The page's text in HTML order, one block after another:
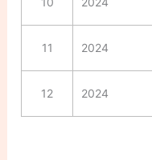
11 2024
12 2024